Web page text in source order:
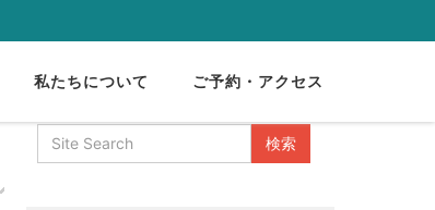
私たちについて ご予約・アクセス